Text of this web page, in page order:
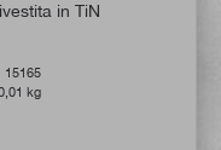
di 5 su 5 stelle
in TiN
15165
kg